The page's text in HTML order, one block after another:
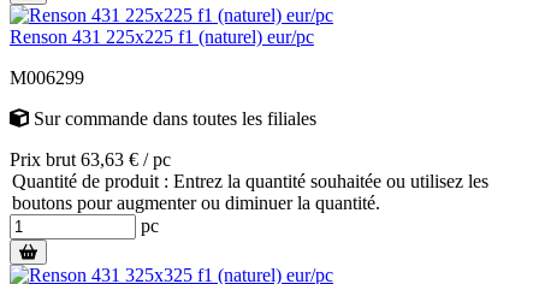
Renson 431 225x225 f1 (naturel) eur/pc
M006299
Sur commande dans toutes les filiales
Prix brut 63,63 € / pc
Quantité de produit : Entrez la quantité souhaitée ou utilisez les
boutons pour augmenter ou diminuer la quantité.
pc